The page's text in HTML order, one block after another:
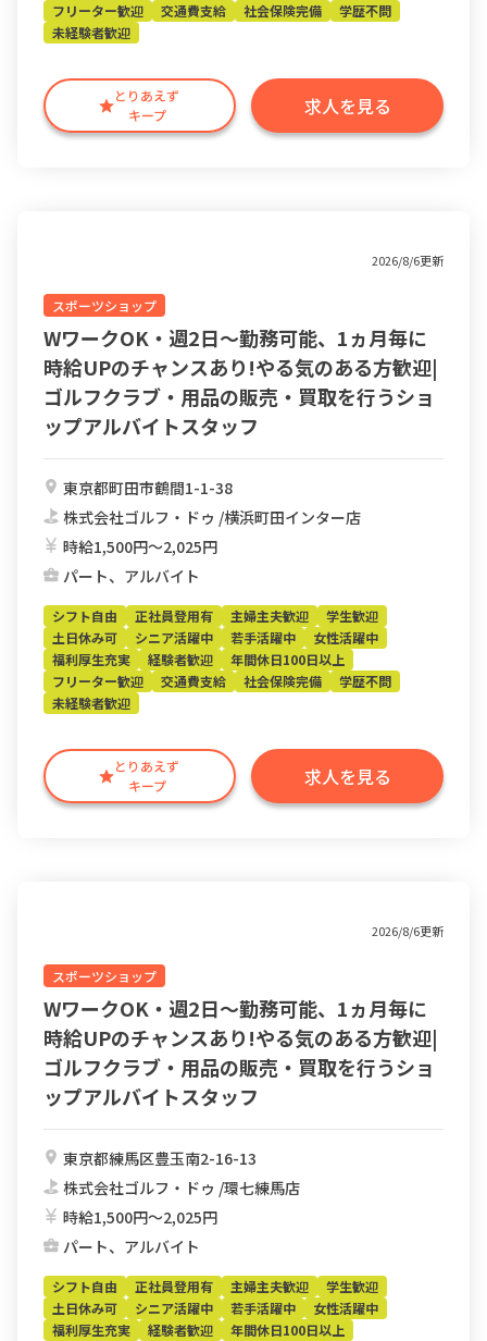
とりあえず
キープ
求人を見る
フリーター歓迎
交通費支給 社会保険完備
学歴不問
未経験者歓迎
2026/8/6更新
スポーツショップ
WワークOK・週2日～勤務可能、1ヵ月毎に
時給UPのチャンスあり!やる気のある方歓迎|
ゴルフクラブ・用品の販売・買取を行うショ
ップアルバイトスタッフ
東京都町田市鶴間1-1-38
株式会社ゴルフ・ドゥ /横浜町田インター店
時給1,500円〜2,025円
パート、アルバイト
とりあえず
キープ
求人を見る
シフト自由 正社員登用有 主婦主夫歓迎
学生歓迎
土日休み可
シニア活躍中 若手活躍中
女性活躍中
福利厚生充実
経験者歓迎
年間休日100日以上
フリーター歓迎
交通費支給 社会保険完備
学歴不問
未経験者歓迎
2026/8/6更新
スポーツショップ
WワークOK・週2日～勤務可能、1ヵ月毎に
時給UPのチャンスあり!やる気のある方歓迎|
ゴルフクラブ・用品の販売・買取を行うショ
ップアルバイトスタッフ
東京都練馬区豊玉南2-16-13
株式会社ゴルフ・ドゥ /環七練馬店
時給1,500円〜2,025円
パート、アルバイト
シフト自由 正社員登用有 主婦主夫歓迎
学生歓迎
土日休み可
シニア活躍中 若手活躍中
女性活躍中
福利厚生充実
経験者歓迎
年間休日100日以上